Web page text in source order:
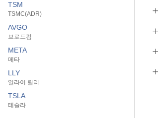
TSM
TSMC(ADR)
AVGO
브로드컴
META
메타
LLY
일라이 릴리
TSLA
테슬라